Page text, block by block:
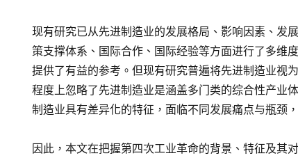
现有研究已从先进制造业的发展格局、影响因素、发
策支撑体系、国际合作、国际经验等方面进行了多维
提供了有益的参考。但现有研究普遍将先进制造业视
程度上忽略了先进制造业是涵盖多门类的综合性产业
制造业具有差异化的特征，面临不同发展痛点与瓶颈
因此，本文在把握第四次工业革命的背景、特征及其